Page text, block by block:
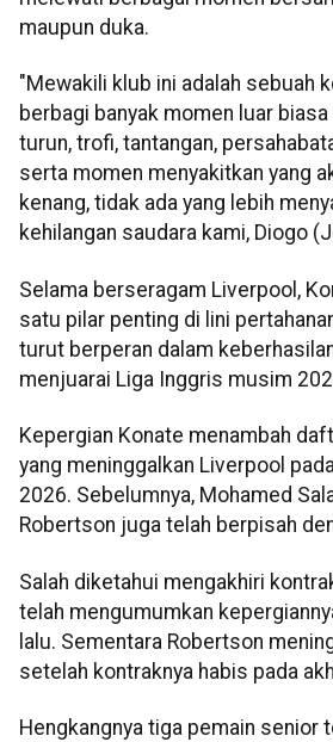
maupun duka.
"Mewakili klub ini adalah sebuah
berbagi banyak momen luar
turun, trofi, tantangan,
serta momen menyakitkan yang
kenang, tidak ada yang lebih
kehilangan saudara kami, Diogo
Selama berseragam Liverpool,
satu pilar penting di lini
turut berperan dalam
menjuarai Liga Inggris musim
Kepergian Konate menambah
yang meninggalkan Liverpool
2026. Sebelumnya, Mohamed
Robertson juga telah berpisah
Salah diketahui mengakhiri
telah mengumumkan
lalu. Sementara Robertson
setelah kontraknya habis pada
Hengkangnya tiga pemain senior